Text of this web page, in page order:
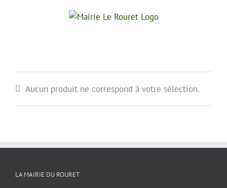
Aucun produit ne correspond à votre sélection.
LA MAIRIE DU ROURET